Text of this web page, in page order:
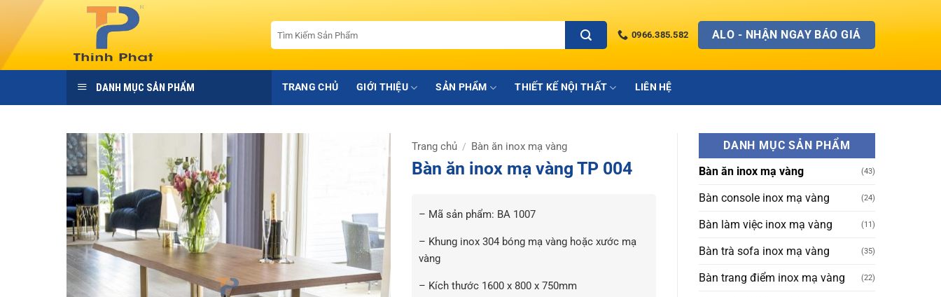
dung
Tìm
kiếm:
0966.385.582 ALO - NHẬN NGAY BÁO GIÁ
DANH MỤC SẢN PHẨM TRANG CHỦ GIỚI THIỆU SẢN PHẨM THIẾT KẾ NỘI THẤT LIÊN HỆ
Trang chủ / Bàn ăn inox mạ vàng
Bàn ăn inox mạ vàng TP 004
– Mã sản phẩm: BA 1007
– Khung inox 304 bóng mạ vàng hoặc xước mạ
vàng
– Kích thước 1600 x 800 x 750mm
DANH MỤC SẢN PHẨM
Bàn ăn inox mạ vàng
(43)
Bàn console inox mạ vàng (24)
Bàn làm việc inox mạ vàng (11)
Bàn trà sofa inox mạ vàng (35)
Bàn trang điểm inox mạ vàng (22)